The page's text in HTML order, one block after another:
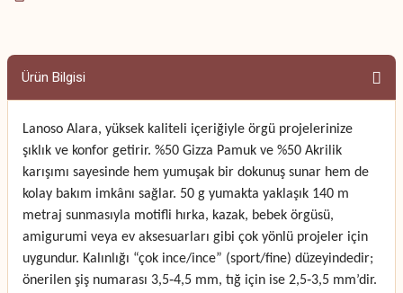
Ürün Bilgisi
Lanoso Alara, yüksek kaliteli içeriğiyle örgü projelerinize
şıklık ve konfor getirir. %50 Gizza Pamuk ve %50 Akrilik
karışımı sayesinde hem yumuşak bir dokunuş sunar hem de
kolay bakım imkânı sağlar. 50 g yumakta yaklaşık 140 m
metraj sunmasıyla motifli hırka, kazak, bebek örgüsü,
amigurumi veya ev aksesuarları gibi çok yönlü projeler için
uygundur. Kalınlığı “çok ince/ince” (sport/fine) düzeyindedir;
önerilen şiş numarası 3,5‑4,5 mm, tığ için ise 2,5‑3,5 mm’dir.